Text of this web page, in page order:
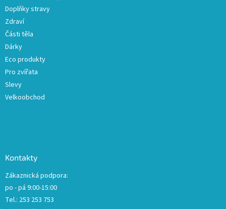
Doplňky stravy
Zdraví
Části těla
Dárky
Eco produkty
Pro zvířata
Slevy
Velkoobchod
Kontakty
Zákaznická podpora:
po - pá 9:00-15:00
Tel.: 253 253 753